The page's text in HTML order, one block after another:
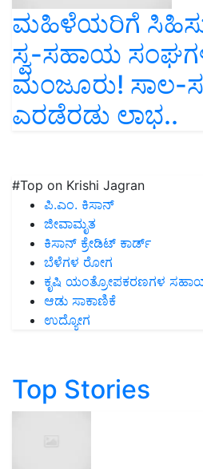
ಮಹಿಳೆಯರಿಗೆ
ಸ್ವ-ಸಹಾಯ
ಮಂಜೂರು! ಸಾಲ-
ಎರಡೆರಡು ಲಾಭ..
#Top on Krishi Jagran
ಪಿ.ಎಂ. ಕಿಸಾನ್
ಜೀವಾಮೃತ
ಕಿಸಾನ್ ಕ್ರೇಡಿಟ್ ಕಾರ್ಡ್
ಬೆಳೆಗಳ ರೋಗ
ಕೃಷಿ ಯಂತ್ರೋಪಕರಣಗಳ
ಆಡು ಸಾಕಾಣಿಕೆ
ಉದ್ಯೋಗ
Top Stories